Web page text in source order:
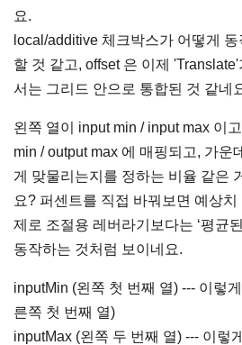
요.
local/additive 체크박스가 어떻게
할 것 같고, offset 은 이제
서는 그리드 안으로 통합된 것 같네
왼쪽 열이 input min / input max 이
min / output max 에 매핑되고, 가운
게 맞물리는지를 정하는 비율 같은
요? 퍼센트를 직접 바꿔보면 예상
제로 조절용 레버라기보다는 ‘평균
동작하는 것처럼 보이네요.
inputMin (왼쪽 첫 번째 열) --- 이렇
른쪽 첫 번째 열)
inputMax (왼쪽 두 번째 열) --- 이렇